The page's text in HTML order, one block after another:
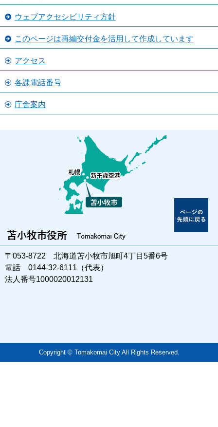
ウェブアクセシビリティ方針
このページは再編交付金を活用して作成しています
アクセス
各課電話番号
庁舎案内
〒053-8722 北海道苫小牧市旭町4丁目5番6号
電話 0144-32-6111（代表）
法人番号1000020012131
Copyright © Tomakomai City All Rights Reserved.